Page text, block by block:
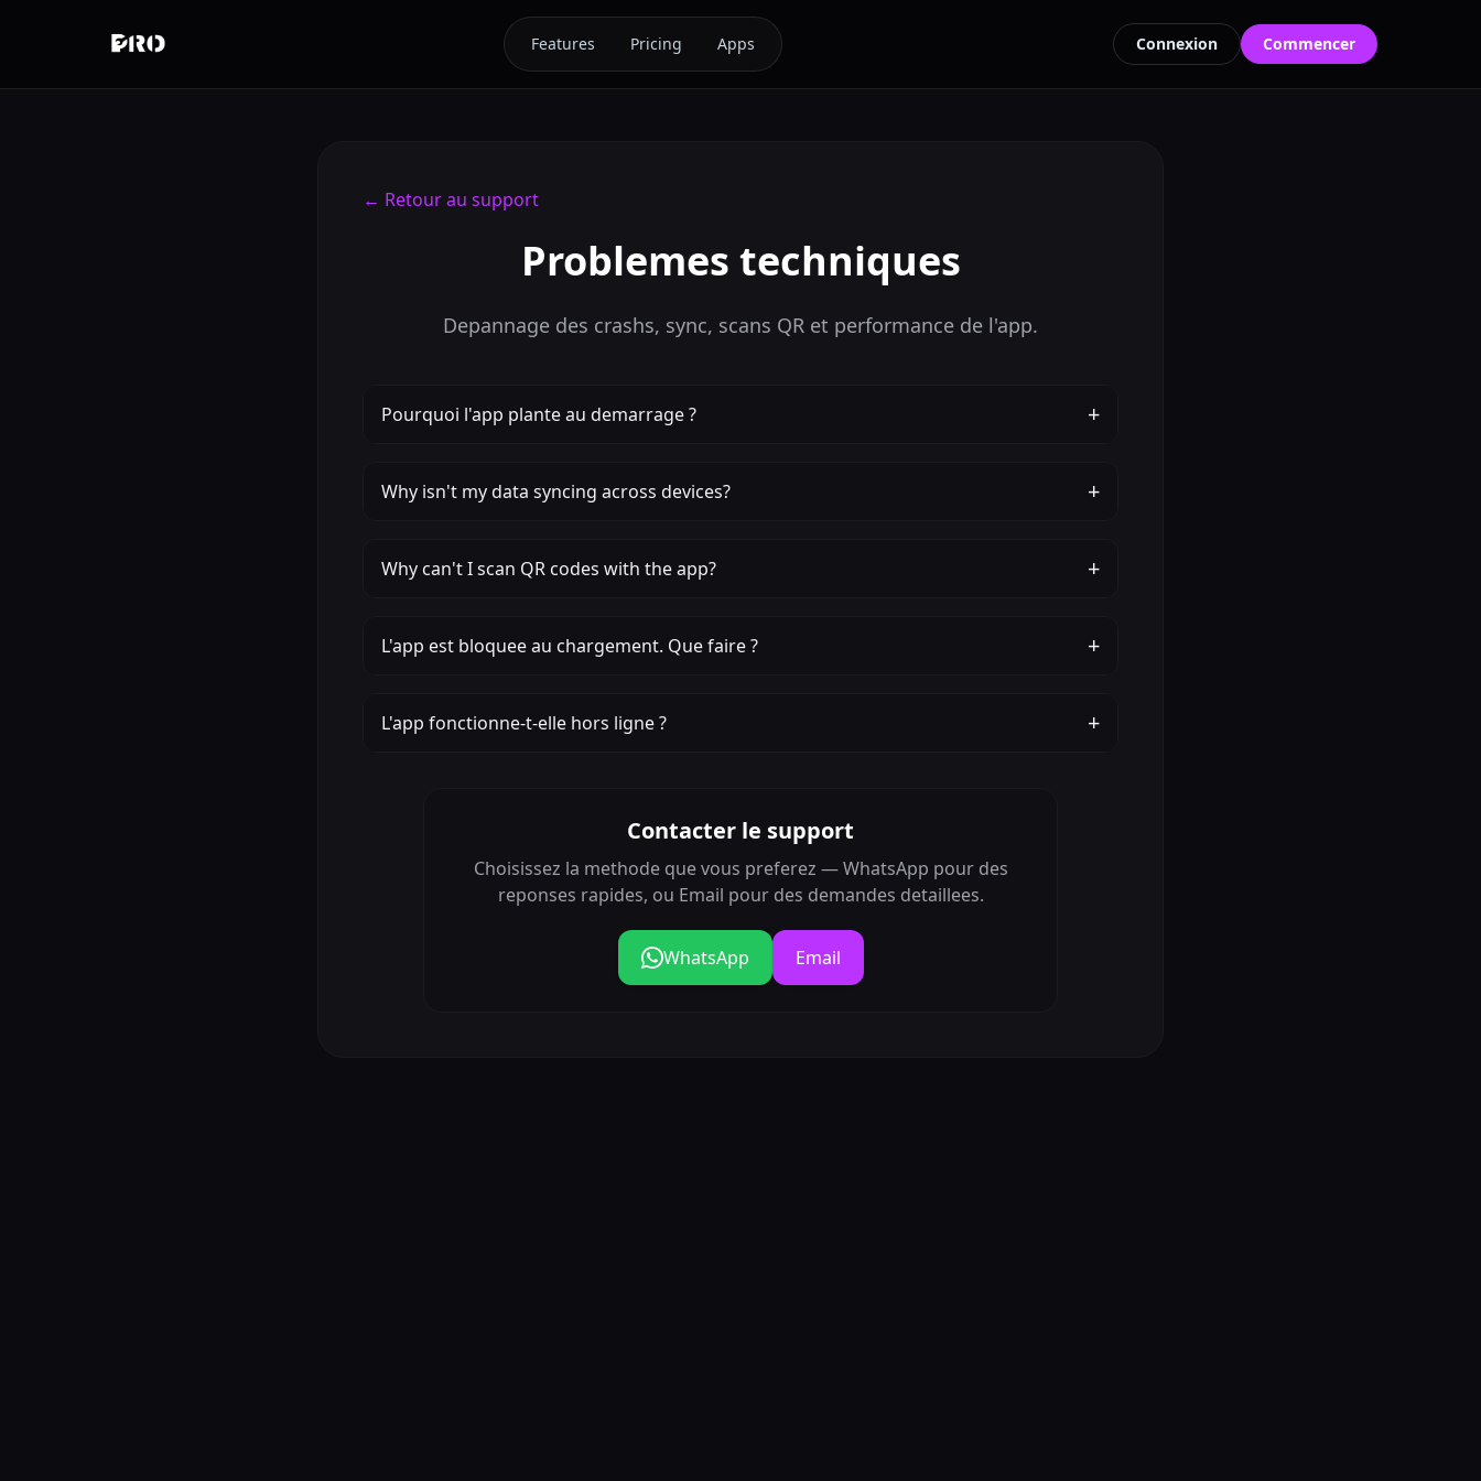
Features Pricing Apps Connexion Commencer
← Retour au support
Problemes techniques
Depannage des crashs, sync, scans QR et performance de l'app.
Pourquoi l'app plante au demarrage ? +
Why isn't my data syncing across devices? +
Why can't I scan QR codes with the app? +
L'app est bloquee au chargement. Que faire ? +
L'app fonctionne-t-elle hors ligne ? +
Contacter le support
Choisissez la methode que vous preferez — WhatsApp pour des
reponses rapides, ou Email pour des demandes detaillees.
WhatsApp Email